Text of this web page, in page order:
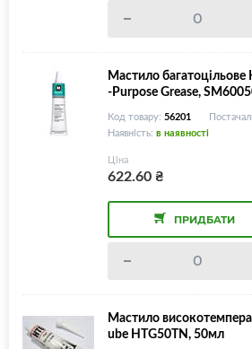
Мастило
-Purpose Grease,
Код товару: 56201
Наявність: в наявності
Ціна
622.60₴
ПРИДБАТИ
Мастило
ube HTG50TN, 50мл